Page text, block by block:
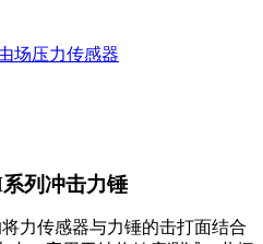
场压力传感器
系列冲击力锤
力传感器与力锤的击打面结合